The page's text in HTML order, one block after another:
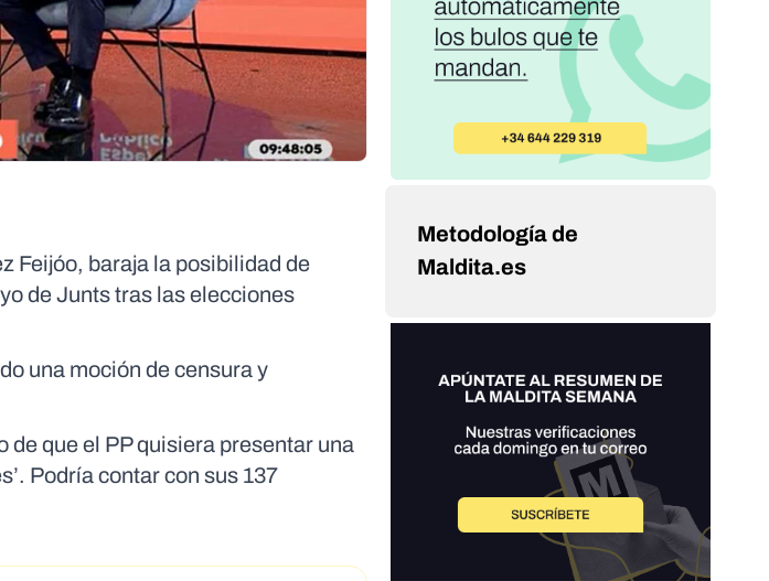
Feijóo, baraja la posibilidad de
de Junts tras las elecciones
una moción de censura y
de que el PP quisiera presentar una
Podría contar con sus 137
Metodología de
Maldita.es